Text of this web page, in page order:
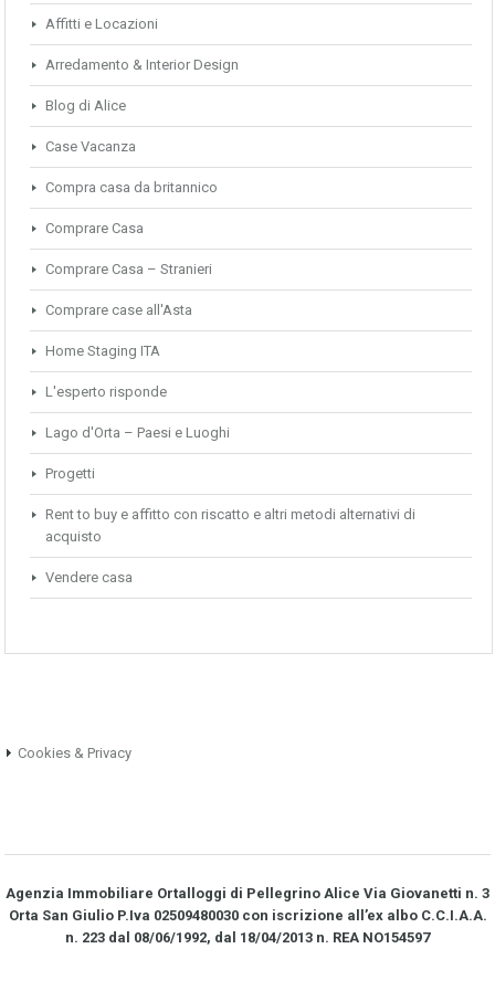
Affitti e Locazioni
Arredamento & Interior Design
Blog di Alice
Case Vacanza
Compra casa da britannico
Comprare Casa
Comprare Casa – Stranieri
Comprare case all'Asta
Home Staging ITA
L'esperto risponde
Lago d'Orta – Paesi e Luoghi
Progetti
Rent to buy e affitto con riscatto e altri metodi alternativi di
acquisto
Vendere casa
Cookies & Privacy
Agenzia Immobiliare Ortalloggi di Pellegrino Alice Via Giovanetti n. 3
Orta San Giulio P.Iva 02509480030 con iscrizione all’ex albo C.C.I.A.A.
n. 223 dal 08/06/1992, dal 18/04/2013 n. REA NO­154597